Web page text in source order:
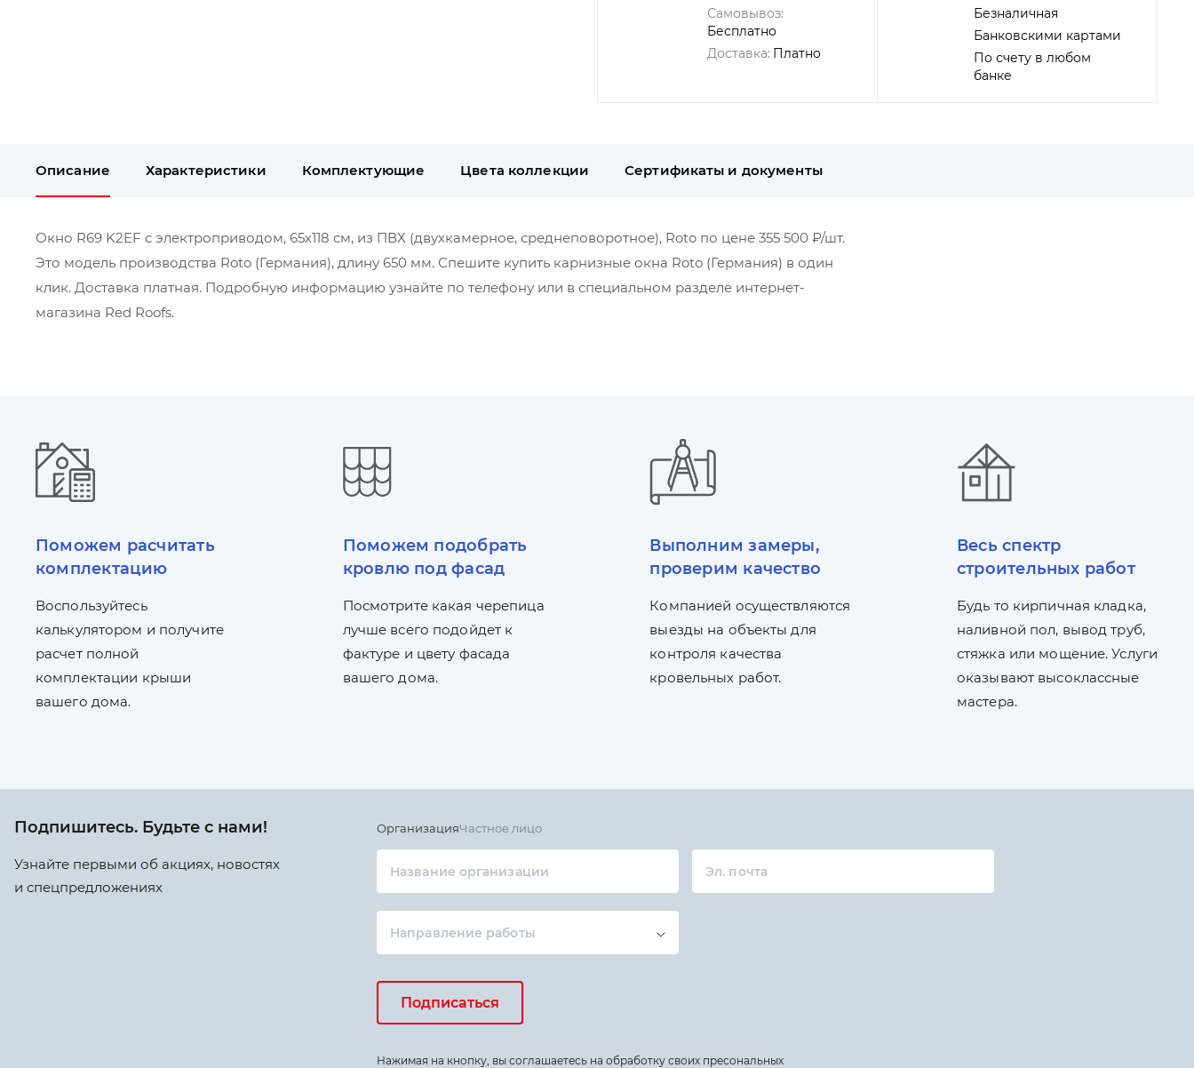
Самовывоз:
Бесплатно
Доставка: Платно
Безналичная
Банковскими картами
По счету в любом
банке
Описание Характеристики Комплектующие Цвета коллекции Сертификаты и документы
Окно R69 K2EF c электроприводом, 65х118 см, из ПВХ (двухкамерное, среднеповоротное), Roto по цене 355 500 ₽/шт.
Это модель производства Roto (Германия), длину 650 мм. Спешите купить карнизные окна Roto (Германия) в один
клик. Доставка платная. Подробную информацию узнайте по телефону или в специальном разделе интернет-
магазина Red Roofs.
Поможем расчитать
комплектацию
Воспользуйтесь
калькулятором и получите
расчет полной
комплектации крыши
вашего дома.
Поможем подобрать
кровлю под фасад
Посмотрите какая черепица
лучше всего подойдет к
фактуре и цвету фасада
вашего дома.
Выполним замеры,
проверим качество
Компанией осуществляются
выезды на объекты для
контроля качества
кровельных работ.
Весь спектр
строительных работ
Будь то кирпичная кладка,
наливной пол, вывод труб,
стяжка или мощение. Услуги
оказывают высоклассные
мастера.
Подпишитесь. Будьте с нами!
Узнайте первыми об акциях, новостях
и спецпредложениях
ОрганизацияЧастное лицо
Название организации Эл. почта
Направление работы
Подписаться
Нажимая на кнопку, вы соглашаетесь на обработку своих пресональных